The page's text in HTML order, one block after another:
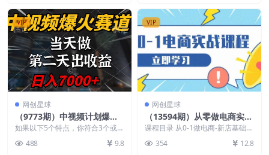
VIP
网创星球
（9773期）中视频计划爆火
赛道，当天做，第二天见收
益，轻松破百万播放，日入7
000+
如果以下5个特点，你符合3个或者
程！【内含彩蛋，不...
488 9.8
VIP
网创星球
（13594期）从零做电商实战
课程，教你如何获取访客、选
品布局，搭建基础运营团队
课程目录 从0-1做电商-新店基础运
4 从0-...
354 12.8